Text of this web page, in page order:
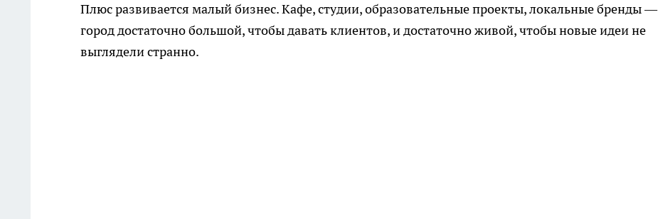
Плюс развивается малый бизнес. Кафе, студии, образовательные проекты, локальные бренды —
город достаточно большой, чтобы давать клиентов, и достаточно живой, чтобы новые идеи не
выглядели странно.